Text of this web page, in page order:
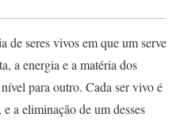
de seres vivos em que um serve
a energia e a matéria dos
para outro. Cada ser vivo é
a eliminação de um desses